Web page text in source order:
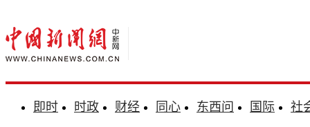
即时 时政 财经 同心 东西问 国际
社